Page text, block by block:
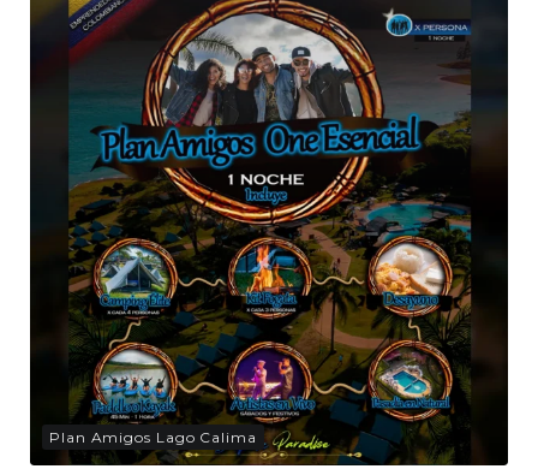
Plan Amigos Lago Calima